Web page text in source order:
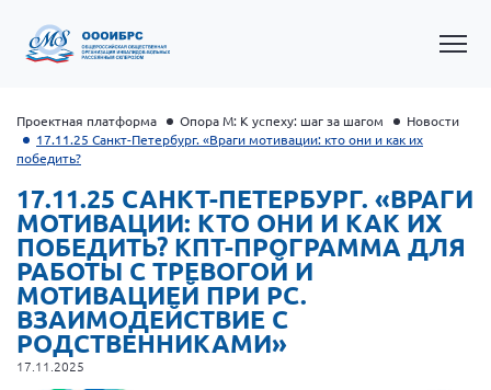
Общероссийская РС
Алтайский край
Проектная платформа Опора М: К успеху: шаг за шагом
Новости
17.11.25 Санкт-Петербург. «Враги мотивации: кто они и как их
победить?
17.11.25 САНКТ-ПЕТЕРБУРГ. «ВРАГИ
МОТИВАЦИИ: КТО ОНИ И КАК ИХ
ПОБЕДИТЬ? КПТ-ПРОГРАММА ДЛЯ
РАБОТЫ С ТРЕВОГОЙ И
МОТИВАЦИЕЙ ПРИ РС.
ВЗАИМОДЕЙСТВИЕ С
РОДСТВЕННИКАМИ»
17.11.2025